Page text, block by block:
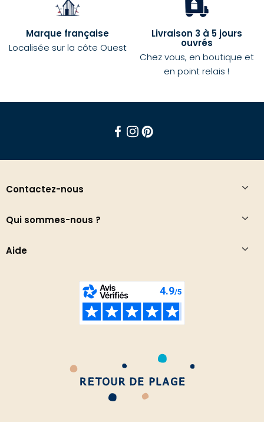
Marque française
Localisée sur la côte Ouest
Livraison 3 à 5 jours
ouvrés
Chez vous, en boutique et
en point relais !
Contactez-nous
Qui sommes-nous ?
Aide